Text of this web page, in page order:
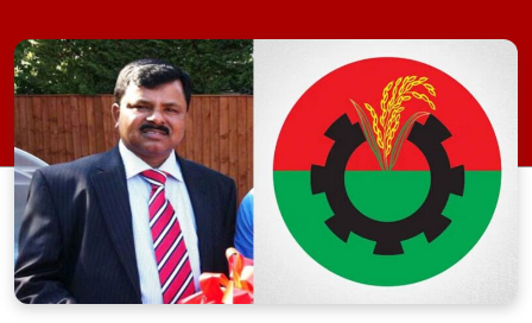
ইফতেখার আহমদ দিনারসহ ৩৮ জন নেতাকর্মী।
মঙ্গলবার দুপুরে মামলার দীর্ঘ শুনানি ও সাক্ষ্য-
প্রমাণ জেরা শেষে আসামিরা নির্দোষ প্রমাণিত
হওয়ায় খালাস দেন বিচারক। মানবপাচার […]